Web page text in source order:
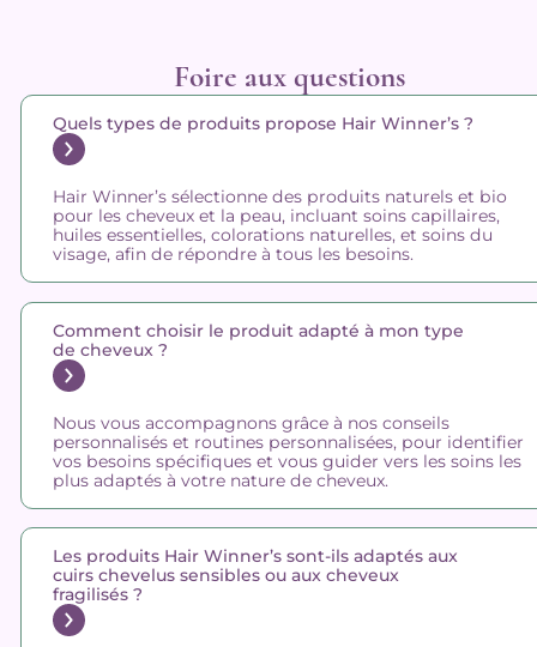
Foire aux questions
Quels types de produits propose Hair Winner’s ?
Hair Winner’s sélectionne des produits naturels et bio
pour les cheveux et la peau, incluant soins capillaires,
huiles essentielles, colorations naturelles, et soins du
visage, afin de répondre à tous les besoins.
Comment choisir le produit adapté à mon type
de cheveux ?
Nous vous accompagnons grâce à nos conseils
personnalisés et routines personnalisées, pour identifier
vos besoins spécifiques et vous guider vers les soins les
plus adaptés à votre nature de cheveux.
Les produits Hair Winner’s sont-ils adaptés aux
cuirs chevelus sensibles ou aux cheveux
fragilisés ?